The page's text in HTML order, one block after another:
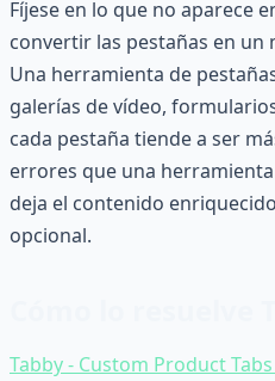
Fíjese en lo que no aparece
convertir las pestañas en un
Una herramienta de
galerías de vídeo,
cada pestaña tiende a ser
errores que una
deja el contenido
opcional.
Tabby - Custom Product